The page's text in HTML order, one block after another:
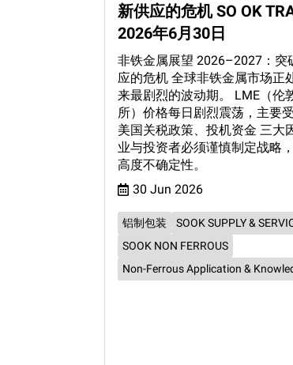
新供应的危机 SO OK
2026年6月30日
非铁金属展望 2026–2027：突
应的危机 全球非铁金属市场正
来最剧烈的波动期。 LME（伦
所）价格每日剧烈震荡，主要受
美国关税政策、投机资金 三大
业与投资者必须谨慎制定战略
高度不确定性。
30 Jun 2026
铝制包装
SOOK SUPPLY &
SOOK NON FERROUS
Non-Ferrous Application &